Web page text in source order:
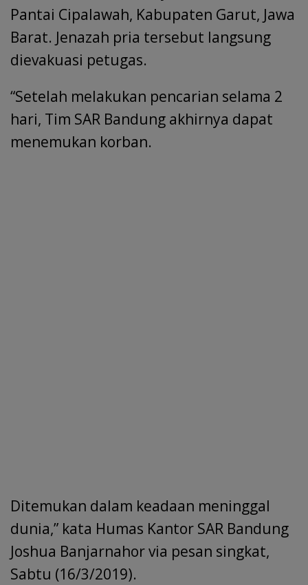
k p
Pantai Cipalawah, Kabupaten Garut, Jawa
Barat. Jenazah pria tersebut langsung
dievakuasi petugas.
“Setelah melakukan pencarian selama 2
hari, Tim SAR Bandung akhirnya dapat
menemukan korban.
Ditemukan dalam keadaan meninggal
dunia,” kata Humas Kantor SAR Bandung
Joshua Banjarnahor via pesan singkat,
Sabtu (16/3/2019).